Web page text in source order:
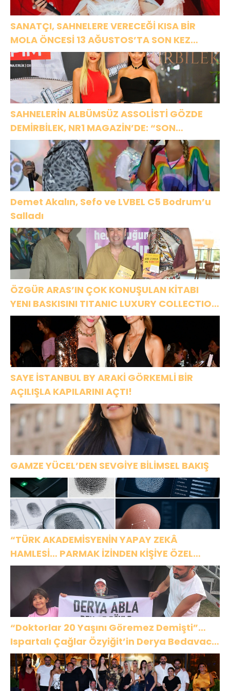
SANATÇI, SAHNELERE VERECEĞİ KISA BİR
MOLA ÖNCESİ 13 AĞUSTOS’TA SON KEZ
HARBİYE’DE OLACAK!
SAHNELERİN ALBÜMSÜZ ASSOLİSTİ GÖZDE
DEMİRBİLEK, NR1 MAGAZİN’DE: “SON
ASSOLİST OLARAK VAR OLACAĞIM!”
Demet Akalın, Sefo ve LVBEL C5 Bodrum’u
Salladı
ÖZGÜR ARAS’IN ÇOK KONUŞULAN KİTABI
YENI BASKISINI TITANIC LUXURY COLLECTION
BODRUM’DA KUTLADI
SAYE İSTANBUL BY ARAKİ GÖRKEMLİ BİR
AÇILIŞLA KAPILARINI AÇTI!
GAMZE YÜCEL’DEN SEVGİYE BİLİMSEL BAKIŞ
“TÜRK AKADEMİSYENİN YAPAY ZEKÂ
HAMLESİ… PARMAK İZİNDEN KİŞİYE ÖZEL
ANALİZ”
“Doktorlar 20 Yaşını Göremez Demişti”…
Ispartalı Çağlar Özyiğit’in Derya Bedavacı
Buluşması Duygulandırdı